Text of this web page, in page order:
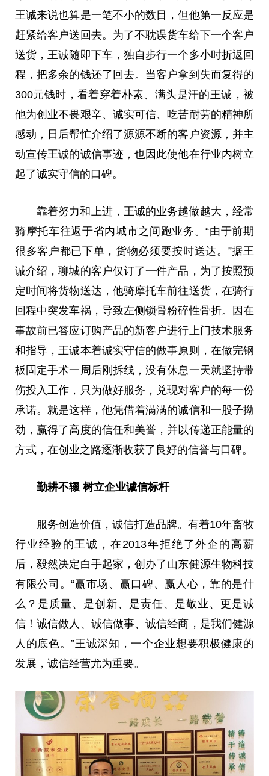
王诚来说也算是一笔不小的数目，但他第一反应是
赶紧给客户送回去。为了不耽误货车给下一个客户
送货，王诚随即下车，独自步行一个多小时折返回
程，把多余的钱还了回去。当客户拿到失而复得的
300元钱时，看着穿着朴素、满头是汗的王诚，被
他为创业不畏艰辛、诚实可信、吃苦耐劳的精神所
感动，日后帮忙介绍了源源不断的客户资源，并主
动宣传王诚的诚信事迹，也因此使他在行业内树立
起了诚实守信的口碑。
靠着努力和上进，王诚的业务越做越大，经常
骑摩托车往返于省内城市之间跑业务。“由于前期
很多客户都已下单，货物必须要按时送达。”据王
诚介绍，聊城的客户仅订了一件产品，为了按照预
定时间将货物送达，他骑摩托车前往送货，在骑行
回程中突发车祸，导致左侧锁骨粉碎性骨折。因在
事故前已答应订购产品的新客户进行上门技术服务
和指导，王诚本着诚实守信的做事原则，在做完钢
板固定手术一周后刚拆线，没有休息一天就坚持带
伤投入工作，只为做好服务，兑现对客户的每一份
承诺。就是这样，他凭借着满满的诚信和一股子拗
劲，赢得了高度的信任和美誉，并以传递正能量的
方式，在创业之路逐渐收获了良好的信誉与口碑。
勤耕不辍 树立企业诚信标杆
服务创造价值，诚信打造品牌。有着10年畜牧
行业经验的王诚，在2013年拒绝了外企的高薪
后，毅然决定白手起家，创办了山东健源生物科技
有限公司。“赢市场、赢口碑、赢人心，靠的是什
么？是质量、是创新、是责任、是敬业、更是诚
信！诚信做人、诚信做事、诚信经商，是我们健源
人的底色。”王诚深知，一个企业想要积极健康的
发展，诚信经营尤为重要。